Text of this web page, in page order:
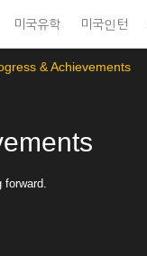
미국유학 미국인턴
& Achievements
forward.